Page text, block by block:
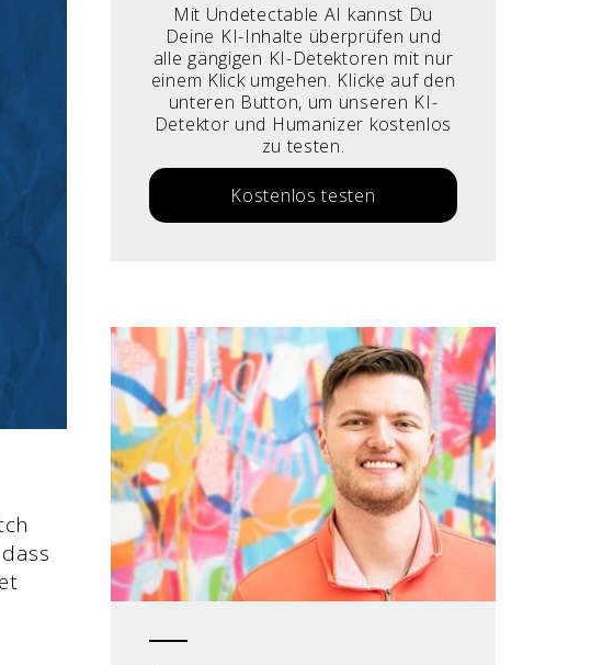
Mit Undetectable AI kannst Du
Deine KI-Inhalte überprüfen und
alle gängigen KI-Detektoren mit nur
einem Klick umgehen. Klicke auf den
unteren Button, um unseren KI-
Detektor und Humanizer kostenlos
zu testen.
Kostenlos testen